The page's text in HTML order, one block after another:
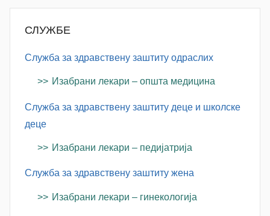
o
c
СЛУЖБЕ
Служба за здравствену заштиту одраслих
Изабрани лекари – општа медицина
Служба за здравствену заштиту деце и школске
деце
Изабрани лекари – педијатрија
Служба за здравствену заштиту жена
Изабрани лекари – гинекологија